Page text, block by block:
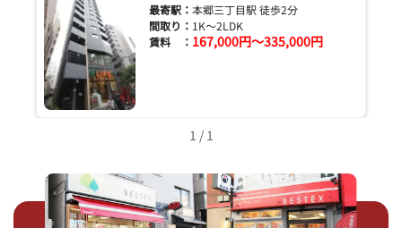
最寄駅： 本郷三丁目駅 徒歩2分
間取り： 1K～2LDK
賃料 ： 167,000円～335,000円
1 / 1